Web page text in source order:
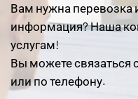
Вам нужна перевозка
информация? Наша
услугам!
Вы можете связаться
или по телефону.